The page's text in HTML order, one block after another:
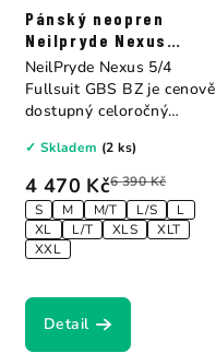
Pánský neopren
Neilpryde Nexus
Fullsuit B/Z 5/4
4 470 Kč6 390 Kč
S M M/T L/S
L
XL
L/T XLS
XLT
XXL
✓ Skladem (2 ks)
Detail
NeilPryde Nexus 5/4
Fullsuit GBS BZ je cenově
dostupný celoročný